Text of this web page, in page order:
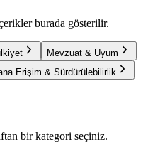
burada gösterilir.
Mevzuat & Uyum
Erişim & Sürdürülebilirlik
bir kategori seçiniz.